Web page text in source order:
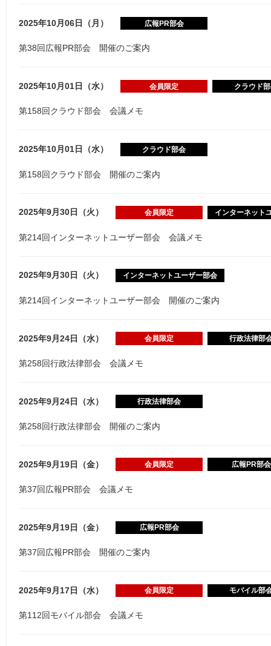
2025年10月06日（月） 広報PR部会
第38回広報PR部会 開催のご案内
2025年10月01日（水） 会員限定 クラウド
第158回クラウド部会 会議メモ
2025年10月01日（水） クラウド部会
第158回クラウド部会 開催のご案内
2025年9月30日（火） 会員限定 インターネット
第214回インターネットユーザー部会 会議メモ
2025年9月30日（火） インターネットユーザー部会
第214回インターネットユーザー部会 開催のご案内
2025年9月24日（水） 会員限定 行政法律部
第258回行政法律部会 会議メモ
2025年9月24日（水） 行政法律部会
第258回行政法律部会 開催のご案内
2025年9月19日（金） 会員限定 広報PR部会
第37回広報PR部会 会議メモ
2025年9月19日（金） 広報PR部会
第37回広報PR部会 開催のご案内
2025年9月17日（水） 会員限定 モバイル部
第112回モバイル部会 会議メモ